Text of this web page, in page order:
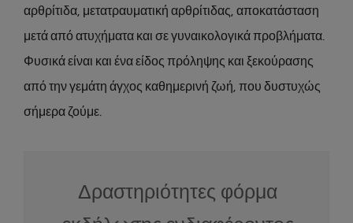
αρθρίτιδα, μετατραυματική αρθρίτιδας, αποκατάσταση
μετά από ατυχήματα και σε γυναικολογικά προβλήματα.
Φυσικά είναι και ένα είδος πρόληψης και ξεκούρασης
από την γεμάτη άγχος καθημερινή ζωή, που δυστυχώς
σήμερα ζούμε.
Δραστηριότητες φόρμα